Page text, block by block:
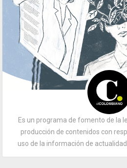
Es un programa de fomento de la
producción de contenidos con
uso de la información de